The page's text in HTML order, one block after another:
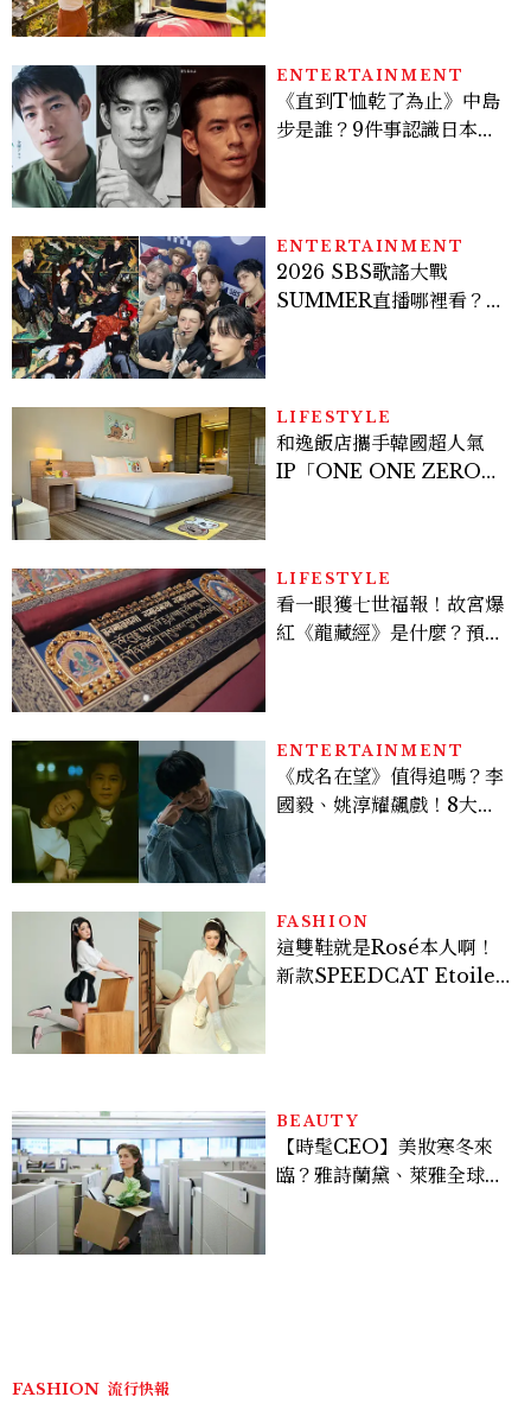
ENTERTAINMENT
《直到T恤乾了為止》中島
步是誰？9件事認識日本
ENTERTAINMENT
2026 SBS歌謠大戰
SUMMER直播哪裡看？
LIFESTYLE
和逸飯店攜手韓國超人氣
IP「ONE ONE ZERO
LIFESTYLE
看一眼獲七世福報！故宮爆
紅《龍藏經》是什麼？預約
ENTERTAINMENT
《成名在望》值得追嗎？李
國毅、姚淳耀飆戲！8大看
FASHION
這雙鞋就是Rosé本人啊！
新款SPEEDCAT Etoile
BEAUTY
【時髦CEO】美妝寒冬來
臨？雅詩蘭黛、萊雅全球裁
FASHION 流行快報